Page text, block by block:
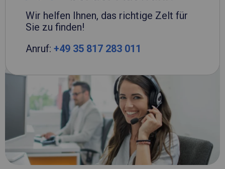
Wir helfen Ihnen, das richtige Zelt für
Sie zu finden!
Anruf: +49 35 817 283 011